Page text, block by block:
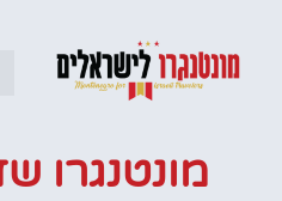
מונטנגרו